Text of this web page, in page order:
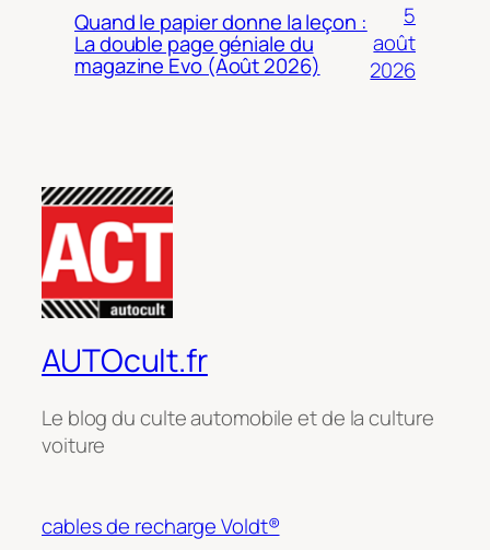
Quand le papier donne la leçon :
La double page géniale du
magazine Evo (Août 2026)
5
août
2026
AUTOcult.fr
Le blog du culte automobile et de la culture
voiture
cables de recharge Voldt®